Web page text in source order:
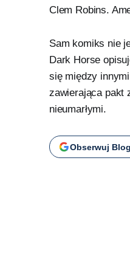
Clem Robins.
Sam komiks nie
Dark Horse
się między
zawierająca pakt
nieumarłymi.
Obserwuj